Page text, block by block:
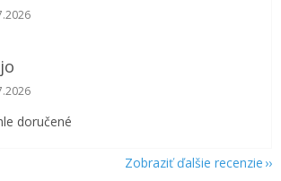
obchodu je 5 z 5 hviezdičiek.
obchodu je 5 z 5 hviezdičiek.
doručené
Zobraziť ďalšie recenzie